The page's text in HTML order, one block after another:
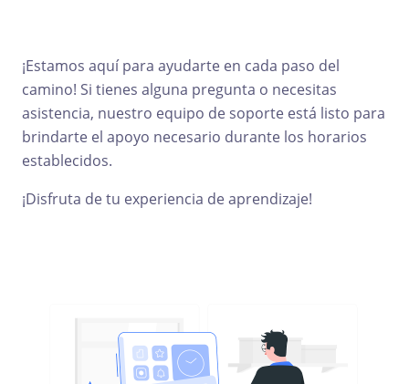
¡Estamos aquí para ayudarte en cada paso del
camino! Si tienes alguna pregunta o necesitas
asistencia, nuestro equipo de soporte está listo para
brindarte el apoyo necesario durante los horarios
establecidos.
¡Disfruta de tu experiencia de aprendizaje!